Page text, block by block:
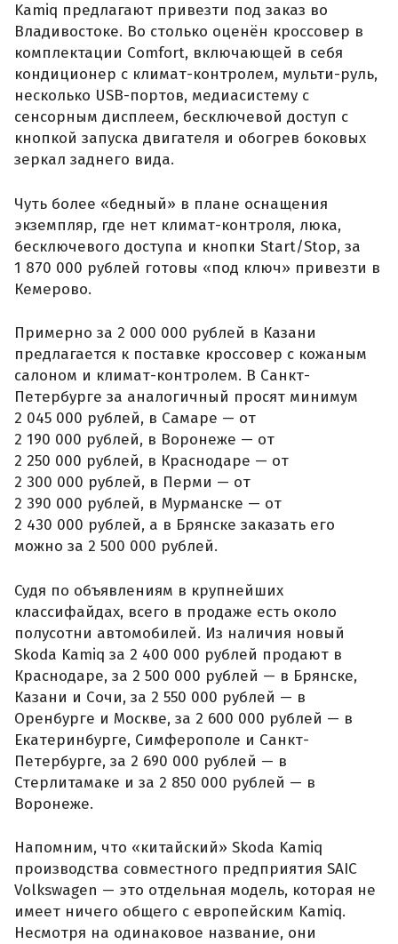
Kamiq предлагают привезти под заказ во
Владивостоке. Во столько оценён кроссовер в
комплектации Comfort, включающей в себя
кондиционер с климат-контролем, мульти-руль,
несколько USB-портов, медиасистему с
сенсорным дисплеем, бесключевой доступ с
кнопкой запуска двигателя и обогрев боковых
зеркал заднего вида.
Чуть более «бедный» в плане оснащения
экземпляр, где нет климат-контроля, люка,
бесключевого доступа и кнопки Start/Stop, за
1 870 000 рублей готовы «под ключ» привезти в
Кемерово.
Примерно за 2 000 000 рублей в Казани
предлагается к поставке кроссовер с кожаным
салоном и климат-контролем. В Санкт-
Петербурге за аналогичный просят минимум
2 045 000 рублей, в Самаре — от
2 190 000 рублей, в Воронеже — от
2 250 000 рублей, в Краснодаре — от
2 300 000 рублей, в Перми — от
2 390 000 рублей, в Мурманске — от
2 430 000 рублей, а в Брянске заказать его
можно за 2 500 000 рублей.
Судя по объявлениям в крупнейших
классифайдах, всего в продаже есть около
полусотни автомобилей. Из наличия новый
Skoda Kamiq за 2 400 000 рублей продают в
Краснодаре, за 2 500 000 рублей — в Брянске,
Казани и Сочи, за 2 550 000 рублей — в
Оренбурге и Москве, за 2 600 000 рублей — в
Екатеринбурге, Симферополе и Санкт-
Петербурге, за 2 690 000 рублей — в
Стерлитамаке и за 2 850 000 рублей — в
Воронеже.
Напомним, что «китайский» Skoda Kamiq
производства совместного предприятия SAIC
Volkswagen — это отдельная модель, которая не
имеет ничего общего с европейским Kamiq.
Несмотря на одинаковое название, они